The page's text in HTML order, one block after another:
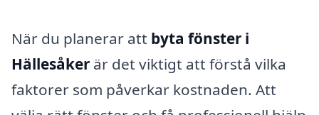
När du planerar att byta fönster i
Hällesåker är det viktigt att förstå vilka
faktorer som påverkar kostnaden. Att